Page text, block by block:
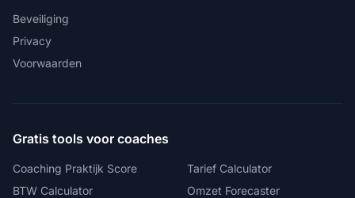
Beveiliging
Privacy
Voorwaarden
Gratis tools voor coaches
Coaching Praktijk Score
Tarief Calculator
BTW Calculator
Omzet Forecaster